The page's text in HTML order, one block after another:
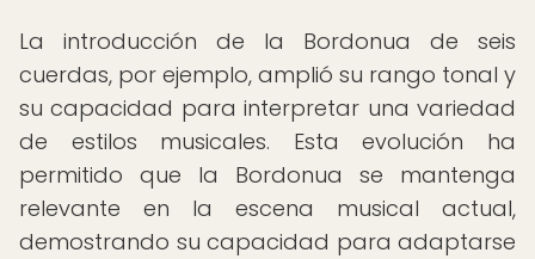
La introducción de la Bordonua de seis
cuerdas, por ejemplo, amplió su rango tonal y
su capacidad para interpretar una variedad
de estilos musicales. Esta evolución ha
permitido que la Bordonua se mantenga
relevante en la escena musical actual,
demostrando su capacidad para adaptarse